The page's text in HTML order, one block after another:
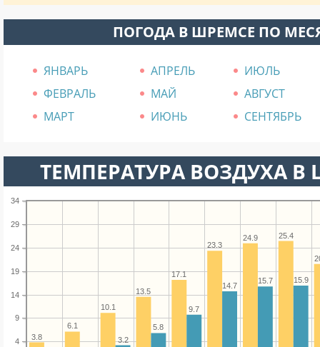
ПОГОДА В ШРЕМСЕ ПО
ЯНВАРЬ АПРЕЛЬ
ИЮЛЬ
ФЕВРАЛЬ
МАЙ
АВГУСТ
МАРТ
ИЮНЬ СЕНТЯБРЬ
ТЕМПЕРАТУРА ВОЗДУХА В
4
9
14
19
24
29
34
25.4
24.9
23.3
17.1
13.5
10.1
6.1
3.8
15.9
15.7
14.7
9.7
5.8
3.2